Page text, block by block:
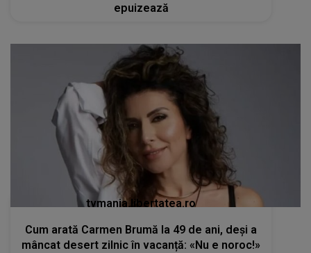
epuizează
tvmania.libertatea.ro
Cum arată Carmen Brumă la 49 de ani, deși a
mâncat desert zilnic în vacanță: «Nu e noroc!»